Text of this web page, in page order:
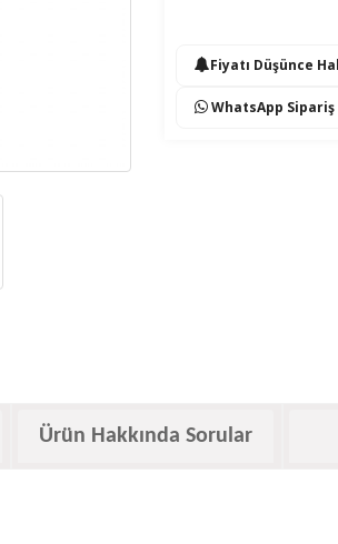
Fiyatı Düşünce
WhatsApp Sipariş
Ürün Hakkında Sorular